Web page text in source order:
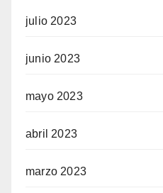
julio 2023
junio 2023
mayo 2023
abril 2023
marzo 2023